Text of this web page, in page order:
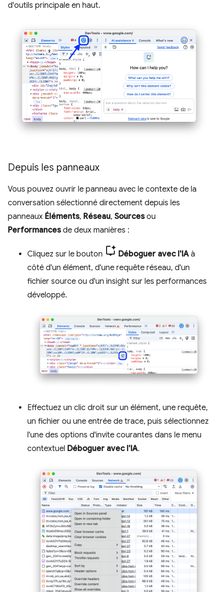
d'outils principale en haut.
Depuis les panneaux
Vous pouvez ouvrir le panneau avec le contexte de la
conversation sélectionné directement depuis les
panneaux Éléments, Réseau, Sourcesou
Performancesde deux manières :
Cliquez sur le bouton Déboguer avec l'IA à
côté d'un élément, d'une requête réseau, d'un
fichier source ou d'un insight sur les performances
développé.
Effectuez un clic droit sur un élément, une requête,
un fichier ou une entrée de trace, puis sélectionnez
l'une des options d'invite courantes dans le menu
contextuel Déboguer avec l'IA.